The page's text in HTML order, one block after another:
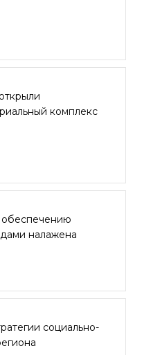
комплекс
обеспечению
налажена
социально-